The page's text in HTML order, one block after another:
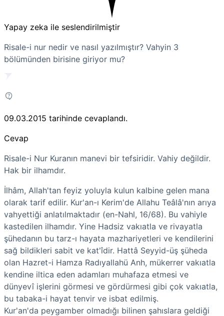
Yapay zeka ile seslendirilmiştir
Risale-i nur nedir ve nasıl yazılmıştır? Vahyin 3
bölümünden birisine giriyor mu?
09.03.2015 tarihinde cevaplandı.
Cevap
Risale-i Nur Kuranın manevi bir tefsiridir. Vahiy değildir.
Hak bir ilhamdır.
İlhâm, Allah'tan feyiz yoluyla kulun kalbine gelen mana
olarak tarif edilir. Kur'an-ı Kerim'de Allahu Teâlâ'nın arıya
vahyettiği anlatılmaktadır (en-Nahl, 16/68). Bu vahiyle
kastedilen ilhamdır. Yine Hadsiz vakıatla ve rivayatla
şühedanın bu tarz-ı hayata mazhariyetleri ve kendilerini
sağ bildikleri sabit ve kat'îdir. Hattâ Seyyid-üş şüheda
olan Hazret-i Hamza Radıyallahü Anh, mükerrer vakıatla
kendine iltica eden adamları muhafaza etmesi ve
dünyevî işlerini görmesi ve gördürmesi gibi çok vakıatla,
bu tabaka-i hayat tenvir ve isbat edilmiş.
Kur'an'da peygamber olmadığı bilinen şahıslara geldiği